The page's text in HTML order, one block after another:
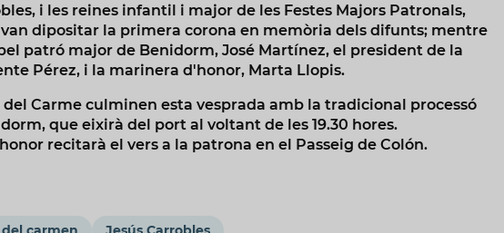
i les reines infantil i major de les Festes Majors Patronals,
dipositar la primera corona en memòria dels difunts; mentre
patró major de Benidorm, José Martínez, el president de la
Pérez, i la marinera d'honor, Marta Llopis.
del Carme culminen esta vesprada amb la tradicional processó
que eixirà del port al voltant de les 19.30 hores.
recitarà el vers a la patrona en el Passeig de Colón.